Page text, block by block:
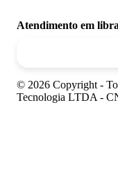
Atendimento em
© 2026 Copyright -
Tecnologia LTDA -